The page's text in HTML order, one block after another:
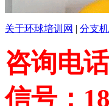
关于环球培训网 | 分支
咨询电
信号：